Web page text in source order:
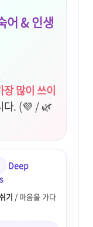
어 & 인생
장 많이 쓰이
다. (💜 / 🌿
Deep
기 / 마음을 가다